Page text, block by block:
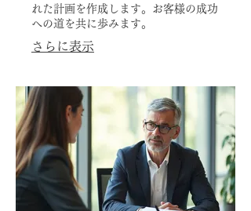
れた計画を作成します。お客様の成功
への道を共に歩みます。
さらに表示